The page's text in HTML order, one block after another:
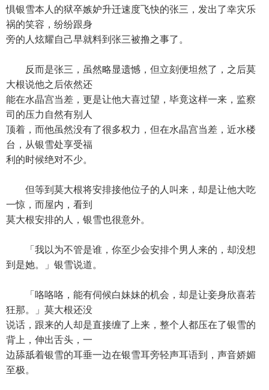
惧银雪本人的狱卒嫉妒升迁速度飞快的张三，发出了幸灾乐
祸的笑容，纷纷跟身
旁的人炫耀自己早就料到张三被撸之事了。
反而是张三，虽然略显遗憾，但立刻便坦然了，之后莫
大根说他之后依然还
能在水晶宫当差，更是让他大喜过望，毕竟这样一来，监察
司的压力自然有别人
顶着，而他虽然没有了很多权力，但在水晶宫当差，近水楼
台，从银雪处享受福
利的时候绝对不少。
但等到莫大根将安排接他位子的人叫来，却是让他大吃
一惊，而屋内，看到
莫大根安排的人，银雪也很意外。
「我以为不管是谁，你至少会安排个男人来的，却没想
到是她。」银雪说道。
「咯咯咯，能有伺候白妹妹的机会，却是让妾身欣喜若
狂那。」莫大根还没
说话，跟来的人却是直接缠了上来，整个人都压在了银雪的
背上，伸出舌头，一
边舔舐着银雪的耳垂一边在银雪耳旁轻声耳语到，声音娇媚
至极。